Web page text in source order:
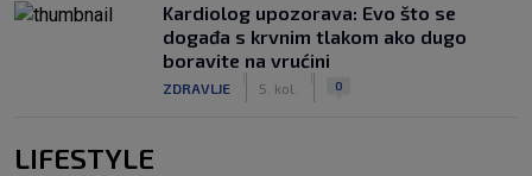
Kardiolog upozorava: Evo što se
događa s krvnim tlakom ako dugo
boravite na vrućini
ZDRAVLJE 5. kol. 0
LIFESTYLE